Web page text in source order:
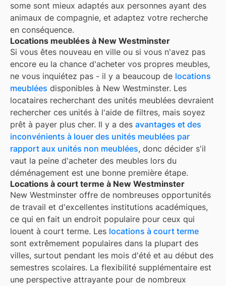
some sont mieux adaptés aux personnes ayant des
animaux de compagnie, et adaptez votre recherche
en conséquence.
Locations meublées à New Westminster
Si vous êtes nouveau en ville ou si vous n'avez pas
encore eu la chance d'acheter vos propres meubles,
ne vous inquiétez pas - il y a beaucoup de locations
meublées disponibles à New Westminster. Les
locataires recherchant des unités meublées devraient
rechercher ces unités à l'aide de filtres, mais soyez
prêt à payer plus cher. Il y a des avantages et des
inconvénients à louer des unités meublées par
rapport aux unités non meublées, donc décider s'il
vaut la peine d'acheter des meubles lors du
déménagement est une bonne première étape.
Locations à court terme à New Westminster
New Westminster offre de nombreuses opportunités
de travail et d'excellentes institutions académiques,
ce qui en fait un endroit populaire pour ceux qui
louent à court terme. Les locations à court terme
sont extrêmement populaires dans la plupart des
villes, surtout pendant les mois d'été et au début des
semestres scolaires. La flexibilité supplémentaire est
une perspective attrayante pour de nombreux